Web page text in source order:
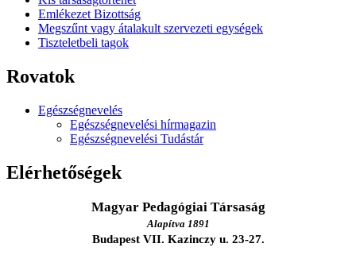
Emlékezet Bizottság
Megszűnt vagy átalakult szervezeti egységek
Tiszteletbeli tagok
Rovatok
Egészségnevelés
Egészségnevelési hírmagazin
Egészségnevelési Tudástár
Elérhetőségek
Magyar Pedagógiai Társaság
Alapítva 1891
Budapest VII. Kazinczy u. 23-27.